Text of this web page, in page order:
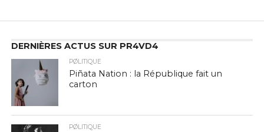
DERNIÈRES ACTUS SUR PR4VD4
PØLITIQUE
Piñata Nation : la République fait un
carton
PØLITIQUE